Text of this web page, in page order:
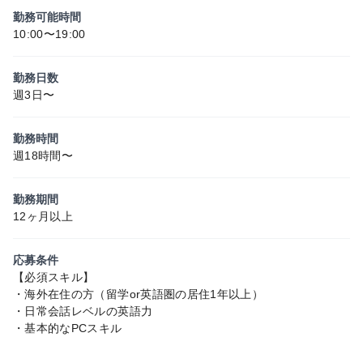
勤務可能時間
10:00〜19:00
勤務日数
週3日〜
勤務時間
週18時間〜
勤務期間
12ヶ月以上
応募条件
【必須スキル】
・海外在住の方（留学or英語圏の居住1年以上）
・日常会話レベルの英語力
・基本的なPCスキル